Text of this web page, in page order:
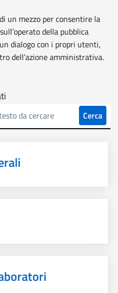
un mezzo per consentire la
della pubblica
dialogo con i propri utenti,
dell’azione amministrativa.
Cerca